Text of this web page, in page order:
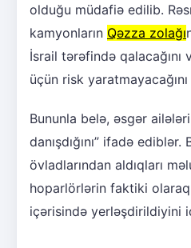
olduğu müdafiə edilib.
kamyonların Qəzza zolağı
İsrail tərəfində qalacağını
üçün risk
Bununla belə, əsgər
danışdığını” ifadə ediblər.
övladlarından aldıqları
hoparlörlərin faktiki olaraq
içərisində yerləşdirildiyini